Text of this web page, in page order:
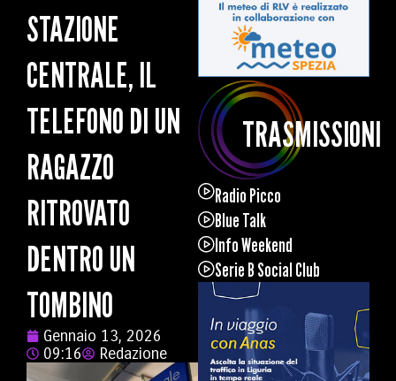
STAZIONE
CENTRALE, IL
TELEFONO DI UN
RAGAZZO
RITROVATO
DENTRO UN
TOMBINO
Gennaio 13, 2026
09:16
Redazione
TRASMISSIONI
Radio Picco
Blue Talk
Info Weekend
Serie B Social Club